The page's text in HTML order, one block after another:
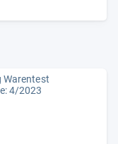
Warentest
4/2023